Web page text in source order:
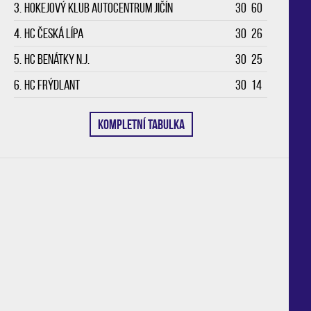
3. Hokejový klub Autocentrum Jičín 30 60
4. HC Česká Lípa 30 26
5. HC Benátky n.J. 30 25
6. HC Frýdlant 30 14
KOMPLETNÍ TABULKA